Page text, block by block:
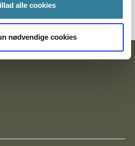
alle cookies
nødvendige cookies